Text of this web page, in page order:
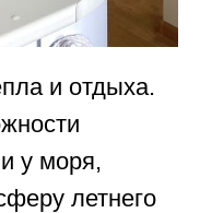
и отдыха.
у моря,
летнего